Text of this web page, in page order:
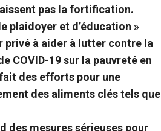
pas la fortification.
plaidoyer et d’éducation »
privé à aider à lutter contre la
COVID-19 sur la pauvreté en
des efforts pour une
des aliments clés tels que
des mesures sérieuses pour